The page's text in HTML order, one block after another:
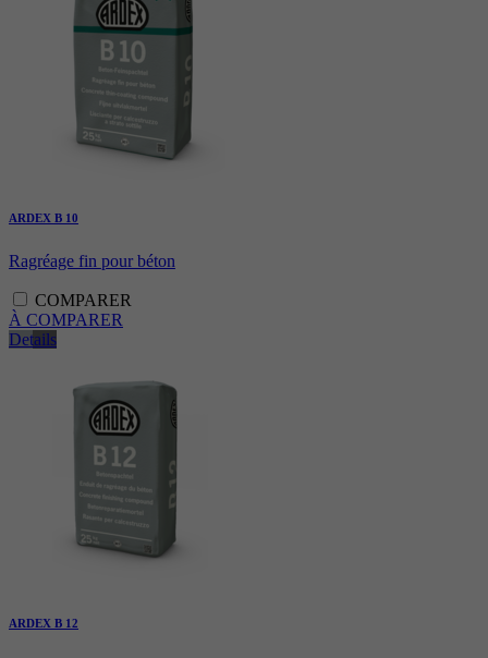
ARDEX B 10
Ragréage fin pour béton
COMPARER
À COMPARER
Details
ARDEX B 12
de myfonts.net.
_GRECAPTCHA
Prestataire
Objectif
(_GRECAPTCHA), wenn es zum Zweck der